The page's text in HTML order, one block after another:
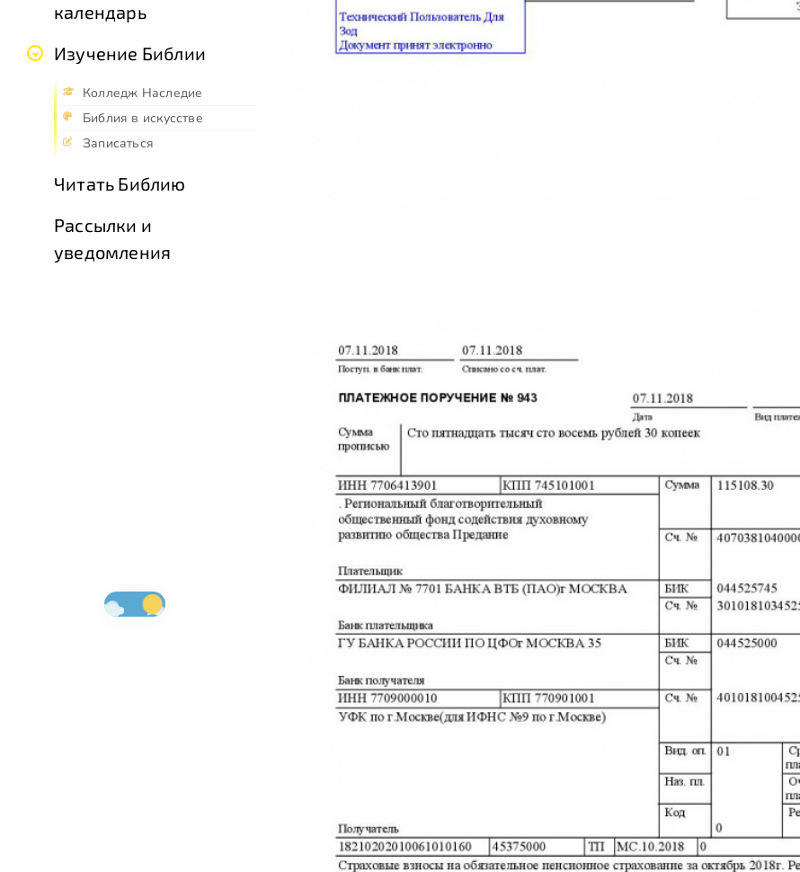
календарь
Изучение Библии
Колледж Наследие
Библия в искусстве
Записаться
Читать Библию
Рассылки и
уведомления